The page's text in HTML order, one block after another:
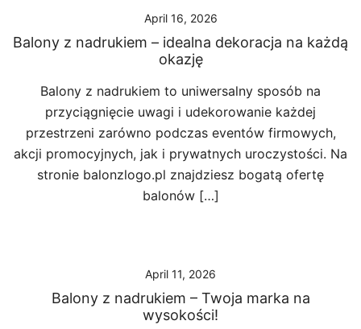
April 16, 2026
Balony z nadrukiem – idealna dekoracja na każdą
okazję
Balony z nadrukiem to uniwersalny sposób na
przyciągnięcie uwagi i udekorowanie każdej
przestrzeni zarówno podczas eventów firmowych,
akcji promocyjnych, jak i prywatnych uroczystości. Na
stronie balonzlogo.pl znajdziesz bogatą ofertę
balonów […]
April 11, 2026
Balony z nadrukiem – Twoja marka na
wysokości!